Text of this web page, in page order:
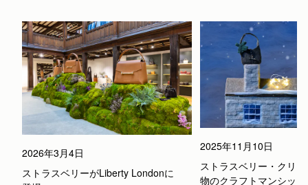
2026年3月4日
ストラスベリーがLiberty Londonに
2025年11月10日
ストラスベリー・クリ
物のクラフトマンシップ